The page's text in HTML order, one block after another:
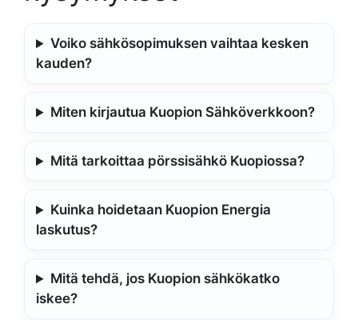
Voiko sähkösopimuksen vaihtaa kesken
kauden?
Miten kirjautua Kuopion Sähköverkkoon?
Mitä tarkoittaa pörssisähkö Kuopiossa?
Kuinka hoidetaan Kuopion Energia
laskutus?
Mitä tehdä, jos Kuopion sähkökatko
iskee?